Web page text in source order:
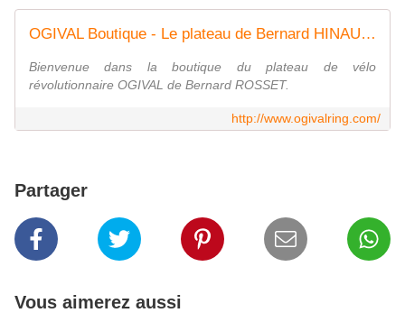
OGIVAL Boutique - Le plateau de Bernard HINAULT
Bienvenue dans la boutique du plateau de vélo
révolutionnaire OGIVAL de Bernard ROSSET.
http://www.ogivalring.com/
Partager
Vous aimerez aussi